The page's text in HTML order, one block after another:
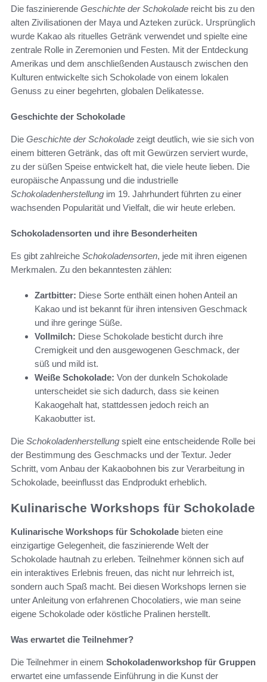
Die faszinierende Geschichte der Schokolade reicht bis zu den
alten Zivilisationen der Maya und Azteken zurück. Ursprünglich
wurde Kakao als rituelles Getränk verwendet und spielte eine
zentrale Rolle in Zeremonien und Festen. Mit der Entdeckung
Amerikas und dem anschließenden Austausch zwischen den
Kulturen entwickelte sich Schokolade von einem lokalen
Genuss zu einer begehrten, globalen Delikatesse.
Geschichte der Schokolade
Die Geschichte der Schokolade zeigt deutlich, wie sie sich von
einem bitteren Getränk, das oft mit Gewürzen serviert wurde,
zu der süßen Speise entwickelt hat, die viele heute lieben. Die
europäische Anpassung und die industrielle
Schokoladenherstellung im 19. Jahrhundert führten zu einer
wachsenden Popularität und Vielfalt, die wir heute erleben.
Schokoladensorten und ihre Besonderheiten
Es gibt zahlreiche Schokoladensorten, jede mit ihren eigenen
Merkmalen. Zu den bekanntesten zählen:
Zartbitter: Diese Sorte enthält einen hohen Anteil an
Kakao und ist bekannt für ihren intensiven Geschmack
und ihre geringe Süße.
Vollmilch: Diese Schokolade besticht durch ihre
Cremigkeit und den ausgewogenen Geschmack, der
süß und mild ist.
Weiße Schokolade: Von der dunkeln Schokolade
unterscheidet sie sich dadurch, dass sie keinen
Kakaogehalt hat, stattdessen jedoch reich an
Kakaobutter ist.
Die Schokoladenherstellung spielt eine entscheidende Rolle bei
der Bestimmung des Geschmacks und der Textur. Jeder
Schritt, vom Anbau der Kakaobohnen bis zur Verarbeitung in
Schokolade, beeinflusst das Endprodukt erheblich.
Kulinarische Workshops für Schokolade
Kulinarische Workshops für Schokolade bieten eine
einzigartige Gelegenheit, die faszinierende Welt der
Schokolade hautnah zu erleben. Teilnehmer können sich auf
ein interaktives Erlebnis freuen, das nicht nur lehrreich ist,
sondern auch Spaß macht. Bei diesen Workshops lernen sie
unter Anleitung von erfahrenen Chocolatiers, wie man seine
eigene Schokolade oder köstliche Pralinen herstellt.
Was erwartet die Teilnehmer?
Die Teilnehmer in einem Schokoladenworkshop für Gruppen
erwartet eine umfassende Einführung in die Kunst der